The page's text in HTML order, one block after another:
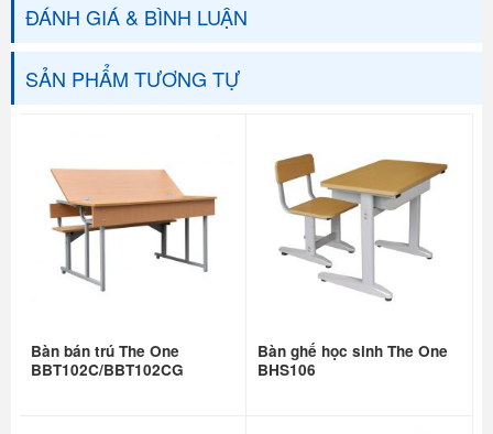
ĐÁNH GIÁ & BÌNH LUẬN
SẢN PHẨM TƯƠNG TỰ
Bàn bán trú The One
BBT102C/BBT102CG
Bàn ghế học sinh The One
BHS106